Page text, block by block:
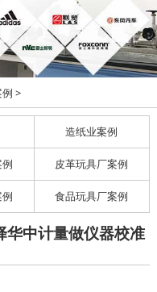
>
造纸业案例
皮革玩具厂案例
食品玩具厂案例
华中计量做仪器校准